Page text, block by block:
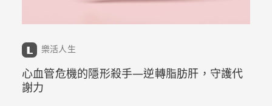
樂活人生
心血管危機的隱形殺手—逆轉脂肪肝，守護代
謝力